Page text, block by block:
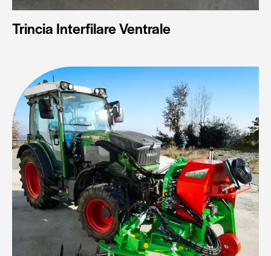
Trincia Interfilare Ventrale